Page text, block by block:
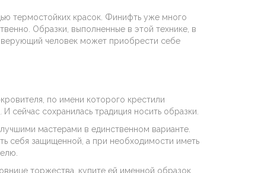
термостойких красок. Финифть уже много
Образки, выполненные в этой технике, в
верующий человек может приобрести себе
по имени которого крестили
сейчас сохранилась традиция носить образки.
мастерами в единственном варианте.
себя защищенной, а при необходимости иметь
торжества, купите ей именной образок